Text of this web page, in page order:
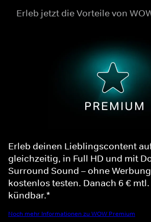
Erleb jetzt die Vorteile von
Erleb deinen Lieblingscontent
gleichzeitig, in Full HD und mit
Surround Sound – ohne
kostenlos testen. Danach 6 €
kündbar.*
Noch mehr Informationen zu WOW Premium